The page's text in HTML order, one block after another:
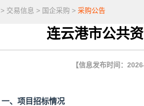
> 交易信息 > 国企采购 > 采购公告
连云港市公共
【信息发布时间：
一、项目招标情况